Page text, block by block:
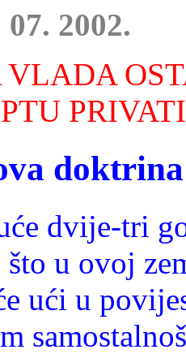
2002.
dvije-tri
što u ovoj
ući u